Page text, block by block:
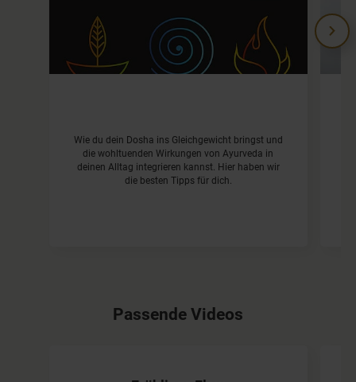
Wie du dein Dosha ins Gleichgewicht bringst und
die wohltuenden Wirkungen von Ayurveda in
deinen Alltag integrieren kannst. Hier haben wir
die besten Tipps für dich.
Passende Videos